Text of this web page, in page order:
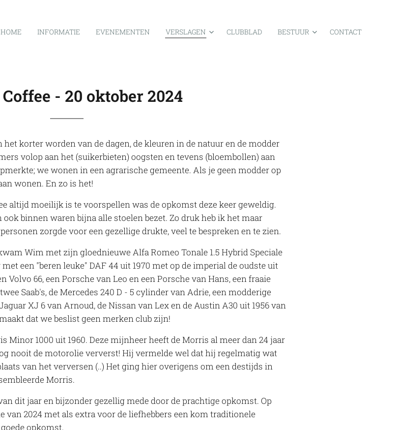
HOME INFORMATIE EVENEMENTEN VERSLAGEN CLUBBLAD BESTUUR CONTACT
Coffee - 20 oktober 2024
korter worden van de dagen, de kleuren in de natuur en de modder
volop aan het (suikerbieten) oogsten en tevens (bloembollen) aan
we wonen in een agrarische gemeente. Als je geen modder op
wonen. En zo is het!
altijd moeilijk is te voorspellen was de opkomst deze keer geweldig.
binnen waren bijna alle stoelen bezet. Zo druk heb ik het maar
zorgde voor een gezellige drukte, veel te bespreken en te zien.
Wim met zijn gloednieuwe Alfa Romeo Tonale 1.5 Hybrid Speciale
een "beren leuke" DAF 44 uit 1970 met op de imperial de oudste uit
Volvo 66, een Porsche van Leo en een Porsche van Hans, een fraaie
Saab's, de Mercedes 240 D - 5 cylinder van Adrie, een modderige
XJ 6 van Arnoud, de Nissan van Lex en de Austin A30 uit 1956 van
dat we beslist geen merken club zijn!
Minor 1000 uit 1960. Deze mijnheer heeft de Morris al meer dan 24 jaar
nooit de motorolie ververst! Hij vermelde wel dat hij regelmatig wat
van het verversen (..) Het ging hier overigens om een destijds in
Morris.
dit jaar en bijzonder gezellig mede door de prachtige opkomst. Op
van 2024 met als extra voor de liefhebbers een kom traditionele
opkomst.